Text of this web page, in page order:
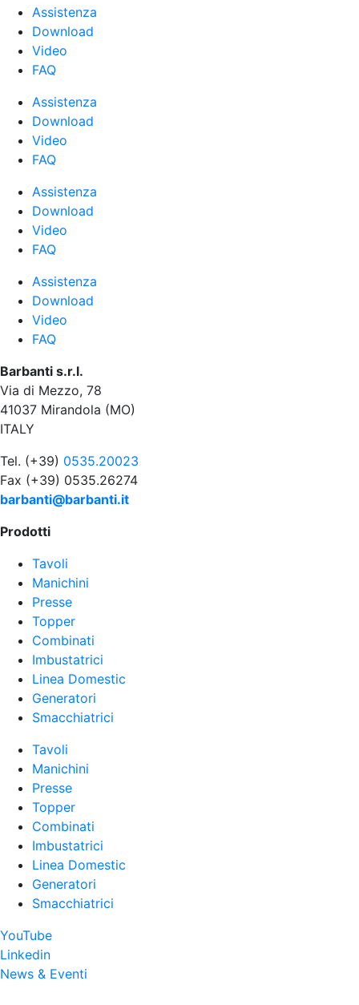
Assistenza
Download
Video
FAQ
Assistenza
Download
Video
FAQ
Assistenza
Download
Video
FAQ
Assistenza
Download
Video
FAQ
Barbanti s.r.l.
Via di Mezzo, 78
41037 Mirandola (MO)
ITALY
Tel. (+39) 0535.20023
Fax (+39) 0535.26274
barbanti@barbanti.it
Prodotti
Tavoli
Manichini
Presse
Topper
Combinati
Imbustatrici
Linea Domestic
Generatori
Smacchiatrici
Tavoli
Manichini
Presse
Topper
Combinati
Imbustatrici
Linea Domestic
Generatori
Smacchiatrici
YouTube
Linkedin
News & Eventi